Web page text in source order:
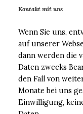
Kontakt mit uns
Wenn Sie uns,
auf unserer
dann werden die
Daten zwecks
den Fall von
Monate bei uns
Einwilligung,